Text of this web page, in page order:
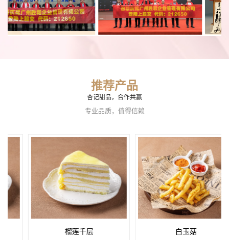
推荐产品
杏记甜品，合作共赢
专业品质，值得信赖
榴莲千层 白玉菇